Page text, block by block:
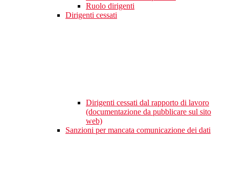
Ruolo dirigenti
Dirigenti cessati
Dirigenti cessati dal rapporto di lavoro
(documentazione da pubblicare sul sito
web)
Sanzioni per mancata comunicazione dei dati